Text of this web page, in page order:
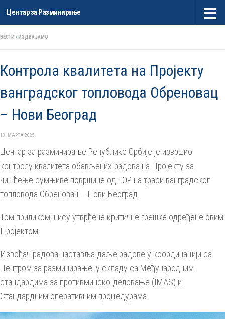
Skip to content
Центар за Разминирање
ВЕСТИ /ИЗДВАЈАМО
Контрола квалитета на Пројекту
ванградског топловода Обреновац
– Нови Београд
13. МАРТА 2025.
Центар за разминирање Републике Србије је извршио
контролу квалитета обављених радова на Пројекту за
чишћењe сумњиве површине од ЕОР на траси ванградског
топловода Обреновац – Нови Београд.
Том приликом, нису утврђене критичне грешке одређене овим
Пројектом.
Извођач радова наставља даље радове у координацији са
Центром за разминирање, у складу са Међународним
стандардима за противминско деловање (IMAS) и
Стандардним оперативним процедурама.